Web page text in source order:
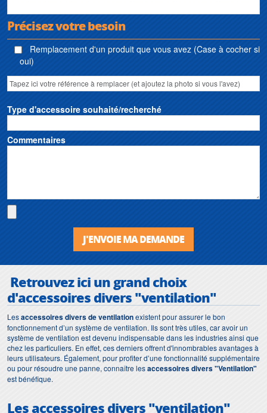
Précisez votre besoin
Remplacement d'un produit que vous avez (Case à cocher si
oui)
Type d'accessoire souhaité/recherché
Commentaires
J'ENVOIE MA DEMANDE
Retrouvez ici un grand choix
d'accessoires divers "ventilation"
Lesaccessoires divers de ventilationexistent pour assurer le bon
fonctionnement d’un système de ventilation. Ils sont très utiles, car avoir un
système de ventilation est devenu indispensable dans les industries ainsi que
chez les particuliers. En effet, ces derniers offrent d'innombrables avantages à
leurs utilisateurs. Également, pour profiter d’une fonctionnalité supplémentaire
ou pour résoudre une panne, connaître lesaccessoires divers "Ventilation"
est bénéfique.
Lesaccessoires divers "ventilation"